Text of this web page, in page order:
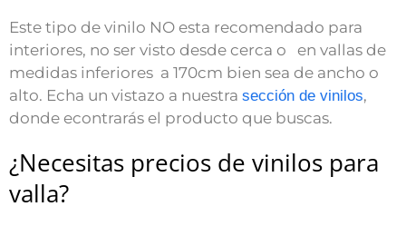
Este tipo de vinilo NO esta recomendado para
interiores, no ser visto desde cerca o en vallas de
medidas inferiores a 170cm bien sea de ancho o
alto. Echa un vistazo a nuestra sección de vinilos,
donde econtrarás el producto que buscas.
¿Necesitas precios de vinilos para
valla?